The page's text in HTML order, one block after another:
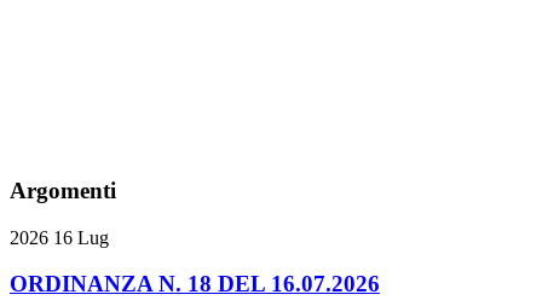
Argomenti
2026 16 Lug
ORDINANZA N. 18 DEL 16.07.2026